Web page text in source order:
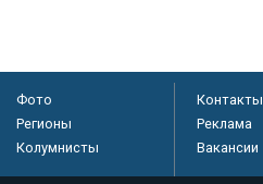
Фото
Регионы
Колумнисты
Контакты
Реклама
Вакансии